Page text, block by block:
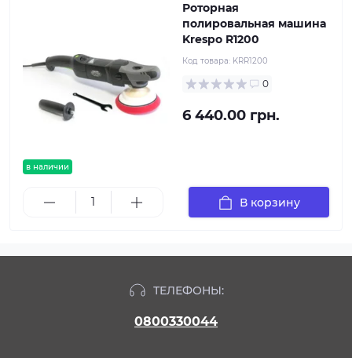
в наличии
Роторная
полировальная машина
Krespo R1200
Код товара: KRR1200
0
6 440.00 грн.
В корзину
ТЕЛЕФОНЫ:
0800330044